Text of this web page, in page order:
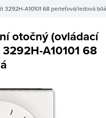
3292H-A10101 68 perleťová/ledová bílá
otočný (ovládací
A10101 68